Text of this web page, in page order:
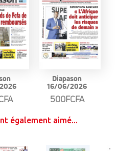
Diapason
16/06/2026
500FCFA
également aimé...